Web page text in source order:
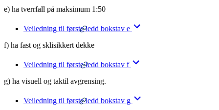
e) ha tverrfall på maksimum 1:50
Veiledning til første ledd bokstav e
f) ha fast og sklisikkert dekke
Veiledning til første ledd bokstav f
g) ha visuell og taktil avgrensing.
Veiledning til første ledd bokstav g